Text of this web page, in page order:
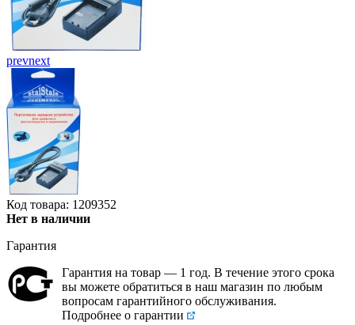
prevnext
Код товара: 1209352
Нет в наличии
Гарантия
Гарантия на товар — 1 год. В течение этого срока
вы можете обратиться в наш магазин по любым
вопросам гарантийного обслуживания.
Подробнее о гарантии